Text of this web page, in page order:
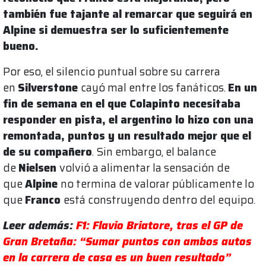
también fue tajante al remarcar que seguirá en
Alpine si demuestra ser lo suficientemente
bueno.
Por eso, el silencio puntual sobre su carrera
en Silverstone cayó mal entre los fanáticos.En un
fin de semana en el que Colapinto necesitaba
responder en pista, el argentino lo hizo con una
remontada, puntos y un resultado mejor que el
de su compañero. Sin embargo, el balance
deNielsen volvió a alimentar la sensación de
queAlpine no termina de valorar públicamente lo
queFranco está construyendo dentro del equipo.
Leer además:F1: Flavio Briatore, tras el GP de
Gran Bretaña: “Sumar puntos con ambos autos
en la carrera de casa es un buen resultado”